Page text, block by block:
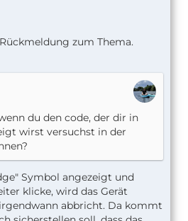
zum Thema.
du den code, der dir in
wirst versuchst in der
Symbol angezeigt und
klicke, wird das Gerät
abbricht. Da kommt